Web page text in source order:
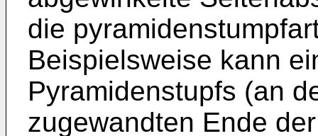
die
Beispielsweise kann
Pyramidenstupfs (an
zugewandten Ende